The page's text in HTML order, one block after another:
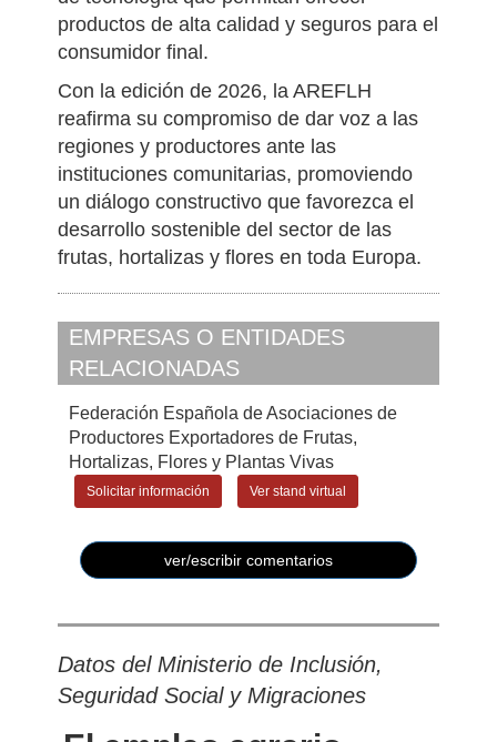
remarcó el valor de la cooperación
interregional para impulsar proyectos de
de tecnología que permitan ofrecer
productos de alta calidad y seguros para el
consumidor final.
Con la edición de 2026, la AREFLH
reafirma su compromiso de dar voz a las
regiones y productores ante las
instituciones comunitarias, promoviendo
un diálogo constructivo que favorezca el
desarrollo sostenible del sector de las
frutas, hortalizas y flores en toda Europa.
EMPRESAS O ENTIDADES
RELACIONADAS
Federación Española de Asociaciones de
Hortalizas, Flores y Plantas Vivas
ver/escribir comentarios